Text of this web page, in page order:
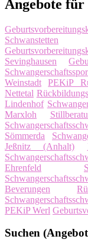
Angebote
Schwanstetten
Sevinghausen
Weinstadt
PEKiP
Nettetal
Lindenhof
Marxloh
Sömmerda
Jeßnitz (Anhalt)
Ehrenfeld
Beverungen
PEKiP Werl
Suchen